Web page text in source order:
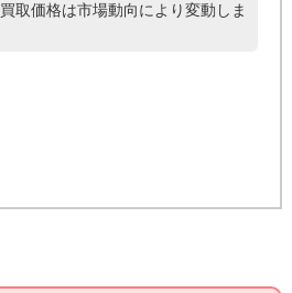
取価格は市場動向により変動しま